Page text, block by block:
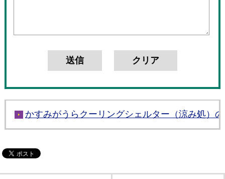
かすみがうらクーリングシェルター（涼み処）